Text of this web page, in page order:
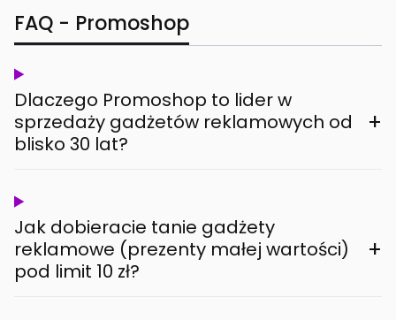
FAQ - Promoshop
Dlaczego Promoshop to lider w
sprzedaży gadżetów reklamowych od
blisko 30 lat?
+
Jak dobieracie tanie gadżety
reklamowe (prezenty małej wartości)
pod limit 10 zł?
+